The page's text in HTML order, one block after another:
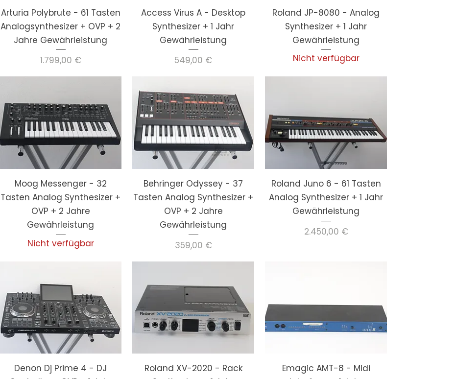
Arturia Polybrute - 61 Tasten
Analogsynthesizer + OVP + 2
Jahre Gewährleistung
Preis
1.799,00 €
Access Virus A - Desktop
Synthesizer + 1 Jahr
Gewährleistung
Preis
549,00 €
Roland JP-8080 - Analog
Synthesizer + 1 Jahr
Gewährleistung
Nicht verfügbar
Moog Messenger - 32
Tasten Analog Synthesizer +
OVP + 2 Jahre
Gewährleistung
Nicht verfügbar
Behringer Odyssey - 37
Tasten Analog Synthesizer +
OVP + 2 Jahre
Gewährleistung
Preis
359,00 €
Roland Juno 6 - 61 Tasten
Analog Synthesizer + 1 Jahr
Gewährleistung
Preis
2.450,00 €
Denon Dj Prime 4 - DJ
Roland XV-2020 - Rack
Emagic AMT-8 - Midi